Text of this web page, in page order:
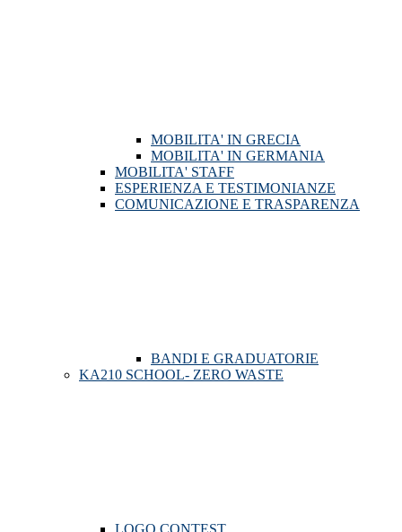
MOBILITA' IN GRECIA
MOBILITA' IN GERMANIA
MOBILITA' STAFF
ESPERIENZA E TESTIMONIANZE
COMUNICAZIONE E TRASPARENZA
BANDI E GRADUATORIE
KA210 SCHOOL- ZERO WASTE